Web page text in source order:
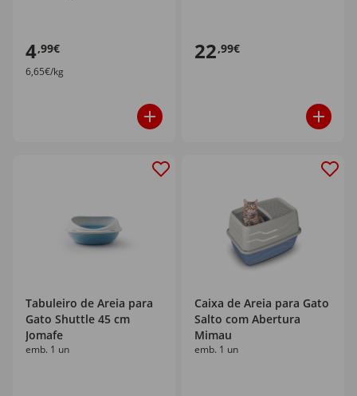
4,99€
6,65€/kg
22,99€
Tabuleiro de Areia para
Gato Shuttle 45 cm
Jomafe
emb. 1 un
Caixa de Areia para Gato
Salto com Abertura
Mimau
emb. 1 un